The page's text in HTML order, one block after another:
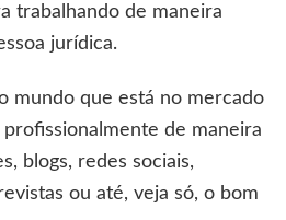
trabalhando de maneira
jurídica.
mundo que está no mercado
de maneira
blogs, redes sociais,
ou até, veja só, o bom